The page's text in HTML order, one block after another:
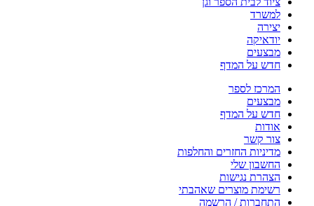
למשרד
יצירה
יודאיקה
מבצעים
חדש על המדף
המרכז לספר
מבצעים
חדש על המדף
אודות
צור קשר
מדיניות החזרים והחלפות
החשבון שלי
הצהרת נגישות
רשימת מוצרים שאהבתי
התחברות / הרשמה